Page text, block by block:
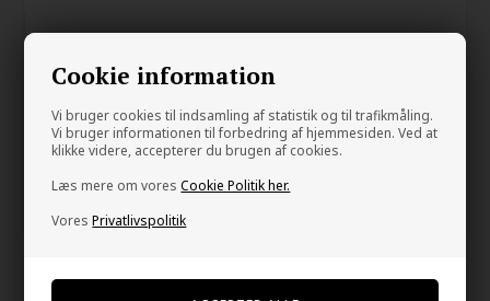
Cookie information
Vi bruger cookies til indsamling af statistik og til trafikmåling.
Vi bruger informationen til forbedring af hjemmesiden. Ved at
klikke videre, accepterer du brugen af cookies.
Læs mere om voresCookie Politik her.
VoresPrivatlivspolitik
På lager
E-mærket webshop
Gratis fragt over kr. 399
1-2 dage levering
60 dage bytte og retur